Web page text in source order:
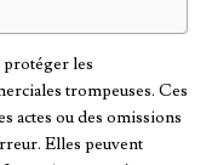
protéger les
trompeuses. Ces
actes ou des omissions
Elles peuvent